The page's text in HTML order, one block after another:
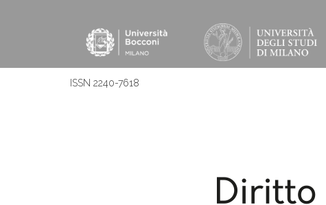
ISSN 2240-7618